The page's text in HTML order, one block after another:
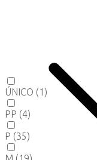
ÚNICO (1)
PP (4)
P (35)